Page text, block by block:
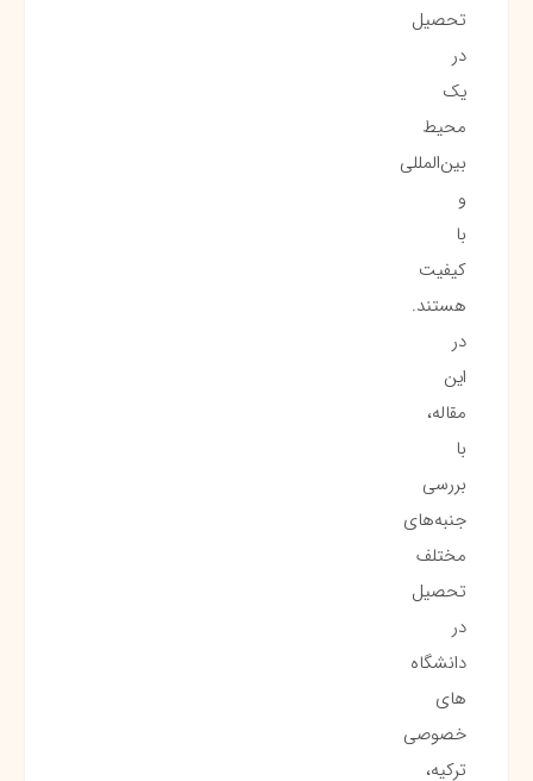
تحصیل
در
یک
محیط
بین‌المللی
و
با
کیفیت
هستند.
در
این
مقاله،
با
بررسی
جنبه‌های
مختلف
تحصیل
در
دانشگاه
های
خصوصی
ترکیه،